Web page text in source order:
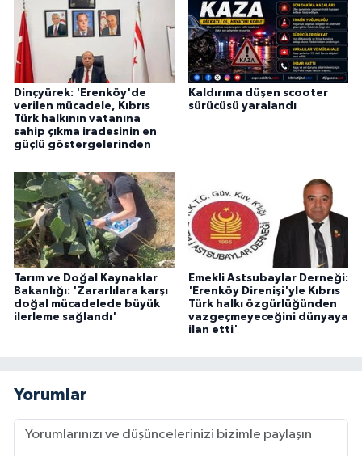
Dinçyürek: 'Erenköy'de
verilen mücadele, Kıbrıs
Türk halkının vatanına
sahip çıkma iradesinin en
güçlü göstergelerinden
Kaldırıma düşen scooter
sürücüsü yaralandı
Tarım ve Doğal Kaynaklar
Bakanlığı: 'Zararlılara karşı
doğal mücadelede büyük
ilerleme sağlandı'
Emekli Astsubaylar Derneği:
'Erenköy Direnişi'yle Kıbrıs
Türk halkı özgürlüğünden
vazgeçmeyeceğini dünyaya
ilan etti'
Yorumlar